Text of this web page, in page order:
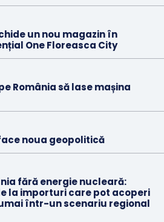
un nou magazin în
One Floreasca City
România să lase mașina
noua geopolitică
fără energie nucleară:
la importuri care pot acoperi
într-un scenariu regional